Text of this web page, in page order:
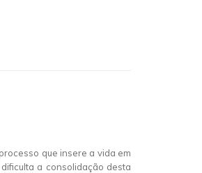
que insere a vida em
a consolidação desta